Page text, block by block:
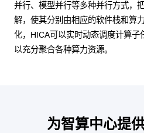
并行、模型并行等多种并行方式，
解，使其分别由相应的软件栈和算
化，HICA可以实时动态调度计算子
以充分聚合各种算力资源。
为智算中心提